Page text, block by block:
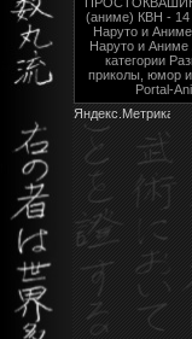
(аниме) КВН - 14
Наруто и Аниме
Наруто и Аниме
категории
приколы, юмор и
Portal-